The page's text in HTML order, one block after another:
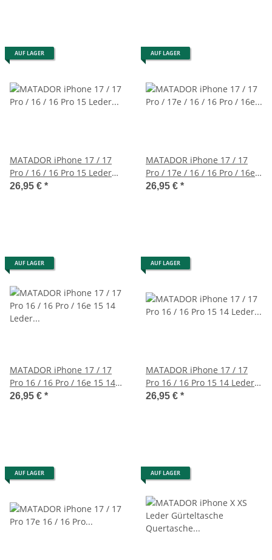
AUF LAGER
MATADOR iPhone 17 / 17
Pro / 16 / 16 Pro 15 Leder
Handytasche Schwarz
26,95 € *
AUF LAGER
MATADOR iPhone 17 / 17
Pro / 17e / 16 / 16 Pro / 16e
Leder Etui Schwarz
26,95 € *
AUF LAGER
MATADOR iPhone 17 / 17
Pro 16 / 16 Pro / 16e 15 14
Leder Hülle Braun
26,95 € *
AUF LAGER
MATADOR iPhone 17 / 17
Pro 16 / 16 Pro 15 14 Leder
Quertasche Braun
26,95 € *
AUF LAGER AUF LAGER